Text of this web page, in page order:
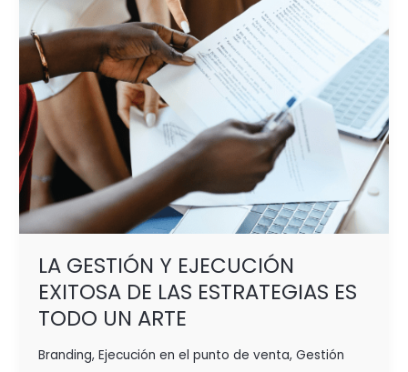
LA GESTIÓN Y EJECUCIÓN
EXITOSA DE LAS ESTRATEGIAS ES
TODO UN ARTE
Branding, Ejecución en el punto de venta, Gestión
ESTRATEGIAS
ES
TODO
UN
ARTE